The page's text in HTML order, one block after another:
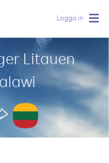
Logga in
Litauen